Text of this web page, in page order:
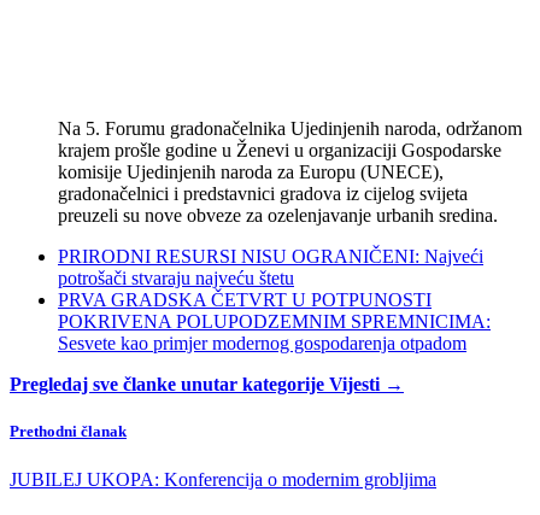
Na 5. Forumu gradonačelnika Ujedinjenih naroda, održanom
krajem prošle godine u Ženevi u organizaciji Gospodarske
komisije Ujedinjenih naroda za Europu (UNECE),
gradonačelnici i predstavnici gradova iz cijelog svijeta
preuzeli su nove obveze za ozelenjavanje urbanih sredina.
PRIRODNI RESURSI NISU OGRANIČENI: Najveći
potrošači stvaraju najveću štetu
PRVA GRADSKA ČETVRT U POTPUNOSTI
POKRIVENA POLUPODZEMNIM SPREMNICIMA:
Sesvete kao primjer modernog gospodarenja otpadom
Pregledaj sve članke unutar kategorije Vijesti →
Prethodni članak
JUBILEJ UKOPA: Konferencija o modernim grobljima